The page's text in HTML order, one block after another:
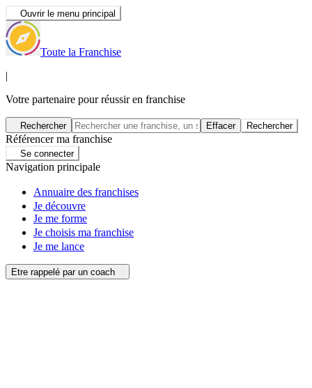
Ouvrir le menu principal
Toute la Franchise
|
Votre partenaire pour réussir en franchise
Rechercher Effacer Rechercher
Référencer ma franchise
Se connecter
Navigation principale
Annuaire des franchises
Je découvre
Je me forme
Je choisis ma franchise
Je me lance
Etre rappelé par un coach